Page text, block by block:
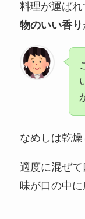
料理が運ば
物のいい香り
なめしは乾燥
適度に混ぜ
味が口の中に